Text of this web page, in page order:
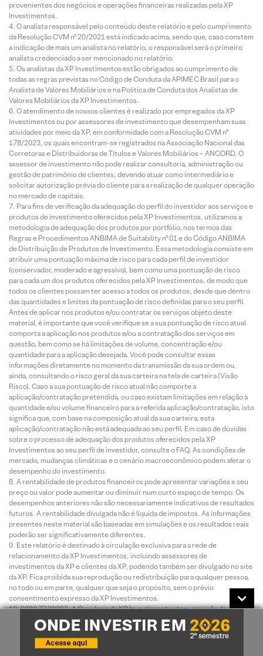
provenientes dos negócios e operações financeiras realizadas pela XP
Investimentos.
O analista responsável pelo conteúdo deste relatório e pelo cumprimento
da Resolução CVM nº 20/2021 está indicado acima, sendo que, caso constem
a indicação de mais um analista no relatório, o responsável será o primeiro
analista credenciado a ser mencionado no relatório.
Os analistas da XP Investimentos estão obrigados ao cumprimento de
todas as regras previstas no Código de Conduta da APIMEC Brasil para o
Analista de Valores Mobiliários e na Política de Conduta dos Analistas de
Valores Mobiliários da XP Investimentos.
O atendimento de nossos clientes é realizado por empregados da XP
Investimentos ou por assessores de investimento que desempenham suas
atividades por meio da XP, em conformidade com a Resolução CVM nº
178/2023, os quais encontram-se registrados na Associação Nacional das
Corretoras e Distribuidoras de Títulos e Valores Mobiliários – ANCORD. O
assessor de investimento não pode realizar consultoria, administração ou
gestão de patrimônio de clientes, devendo atuar como intermediário e
solicitar autorização prévia do cliente para a realização de qualquer operação
no mercado de capitais.
Para fins de verificação da adequação do perfil do investidor aos serviços e
produtos de investimento oferecidos pela XP Investimentos, utilizamos a
metodologia de adequação dos produtos por portfólio, nos termos das
Regras e Procedimentos ANBIMA de Suitability nº 01 e do Código ANBIMA
de Distribuição de Produtos de Investimento. Essa metodologia consiste em
atribuir uma pontuação máxima de risco para cada perfil de investidor
(conservador, moderado e agressivo), bem como uma pontuação de risco
para cada um dos produtos oferecidos pela XP Investimentos, de modo que
todos os clientes possam ter acesso a todos os produtos, desde que dentro
das quantidades e limites da pontuação de risco definidas para o seu perfil.
Antes de aplicar nos produtos e/ou contratar os serviços objeto deste
material, é importante que você verifique se a sua pontuação de risco atual
comporta a aplicação nos produtos e/ou a contratação dos serviços em
questão, bem como se há limitações de volume, concentração e/ou
quantidade para a aplicação desejada. Você pode consultar essas
informações diretamente no momento da transmissão da sua ordem ou,
ainda, consultando o risco geral da sua carteira na tela de carteira (Visão
Risco). Caso a sua pontuação de risco atual não comporte a
aplicação/contratação pretendida, ou caso existam limitações em relação à
quantidade e/ou volume financeiro para a referida aplicação/contratação, isto
significa que, com base na composição atual da sua carteira, esta
aplicação/contratação não está adequada ao seu perfil. Em caso de dúvidas
sobre o processo de adequação dos produtos oferecidos pela XP
Investimentos ao seu perfil de investidor, consulte o FAQ. As condições de
mercado, mudanças climáticas e o cenário macroeconômico podem afetar o
desempenho do investimento.
A rentabilidade de produtos financeiros pode apresentar variações e seu
preço ou valor pode aumentar ou diminuir num curto espaço de tempo. Os
desempenhos anteriores não são necessariamente indicativos de resultados
futuros. A rentabilidade divulgada não é líquida de impostos. As informações
presentes neste material são baseadas em simulações e os resultados reais
poderão ser significativamente diferentes.
Este relatório é destinado à circulação exclusiva para a rede de
relacionamento da XP Investimentos, incluindo assessores de
investimentos da XP e clientes da XP, podendo também ser divulgado no site
da XP. Fica proibida sua reprodução ou redistribuição para qualquer pessoa,
no todo ou em parte, qualquer que seja o propósito, sem o prévio
consentimento expresso da XP Investimentos.
0800 77 20202. A Ouvidoria da XP Investimentos tem a missão de servir
de canal de contato sempre que os clientes que não se sentirem satisfeitos
com as soluções dadas pela empresa aos seus problemas. O contato pode
ser realizado por meio do telefone: 0800 722 3710.
O custo da operação e a política de cobrança estão definidos nas tabelas